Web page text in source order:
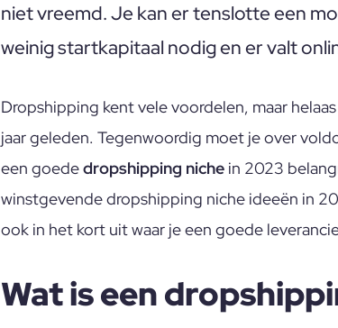
niet vreemd. Je kan er tenslotte een
weinig startkapitaal nodig en er valt
Dropshipping kent vele voordelen, maar
jaar geleden. Tegenwoordig moet je over
een goededropshipping nichein 2023
winstgevende dropshipping niche ideeën in
ook in het kort uit waar je een goede
Wat is een